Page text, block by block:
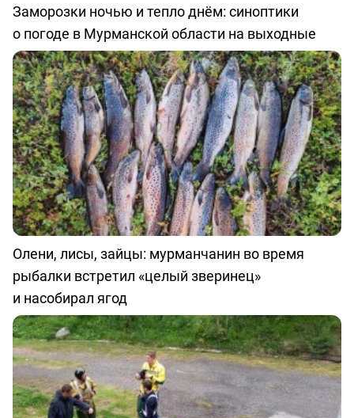
Заморозки ночью и тепло днём: синоптики
о погоде в Мурманской области на выходные
Олени, лисы, зайцы: мурманчанин во время
рыбалки встретил «целый зверинец»
и насобирал ягод